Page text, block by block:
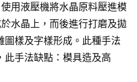
用液壓機將水晶原料壓進模
水晶上，而後進行打磨及拋
樣及字樣形成。此種手法
手法缺點：模具造及高